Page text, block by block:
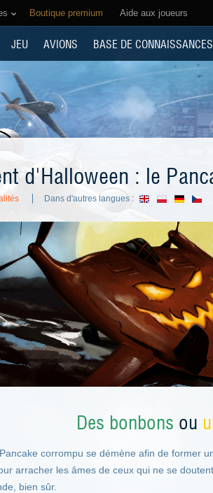
Boutique premium Aide aux joueurs
JEU AVIONS BASE DE CONNAISSANCES
d'Halloween : le
Dans d'autres langues :
Des bonbons ou
corrompu se démène afin de former
arracher les âmes de ceux qui ne se
bien sûr.